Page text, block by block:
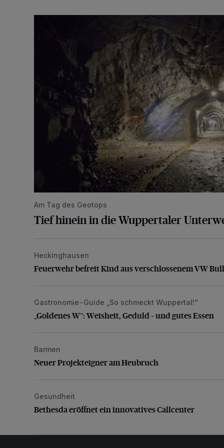
Am Tag des Geotops
Tief hinein in die Wuppertaler
Feuerwehr befreit Kind aus verschlossenem VW Bulli
Heckinghausen
Feuerwehr befreit Kind aus verschlossenem VW
„Goldenes W“: Weisheit, Geduld – und gutes Essen
Gastronomie-Guide „So schmeckt Wuppertal!“
„Goldenes W“: Weisheit, Geduld – und gutes Essen
Neuer Projekteigner am Heubruch
Barmen
Neuer Projekteigner am Heubruch
Bethesda eröffnet ein innovatives Callcenter
Gesundheit
Bethesda eröffnet ein innovatives Callcenter